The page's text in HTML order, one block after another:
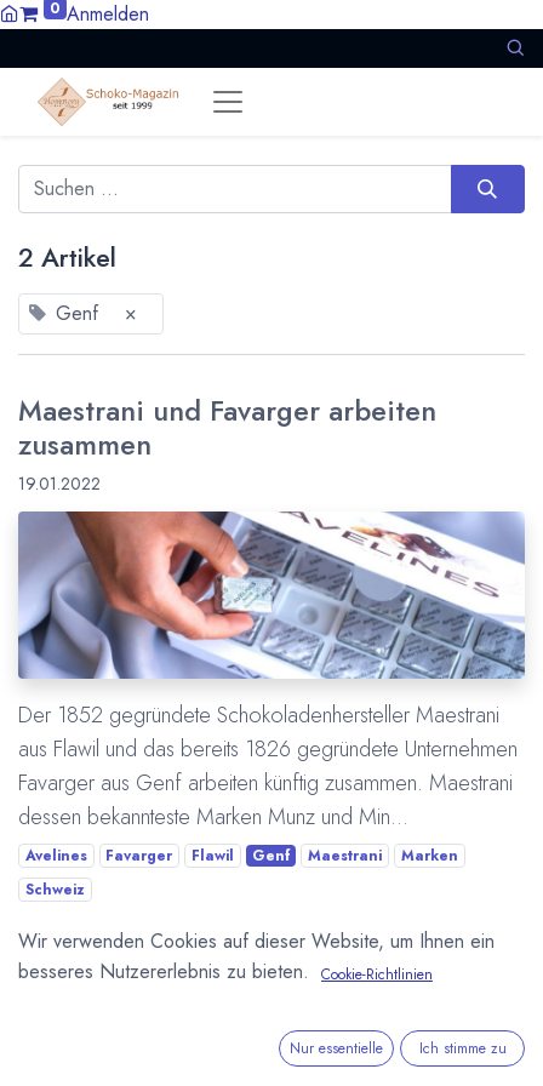
0 Anmelden
2 Artikel
Genf ×
Maestrani und Favarger arbeiten
zusammen
19.01.2022
Der 1852 gegründete Schokoladenhersteller Maestrani
aus Flawil und das bereits 1826 gegründete Unternehmen
Favarger aus Genf arbeiten künftig zusammen. Maestrani
dessen bekannteste Marken Munz und Min...
Avelines Favarger Flawil Genf Maestrani
Marken
Schweiz
Mehr lesen
Wir verwenden Cookies auf dieser Website, um Ihnen ein
besseres Nutzererlebnis zu bieten.
Cookie-Richtlinien
Nur essentielle Ich stimme zu